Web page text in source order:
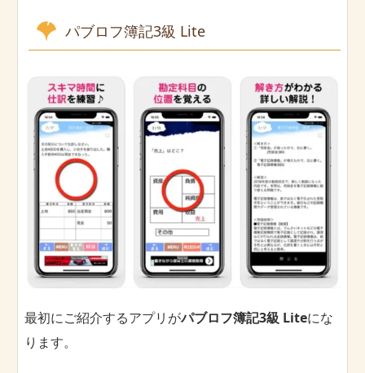
パブロフ簿記3級 Lite
最初にご紹介するアプリがパブロフ簿記3級 Liteにな
ります。